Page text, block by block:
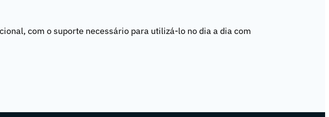
com o suporte necessário para utilizá-lo no dia a dia com